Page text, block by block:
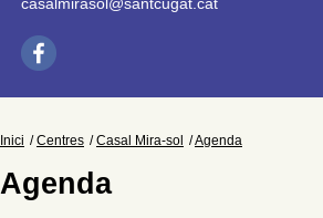
casalmirasol@santcugat.cat
Inici Centres Casal Mira-sol Agenda
Agenda